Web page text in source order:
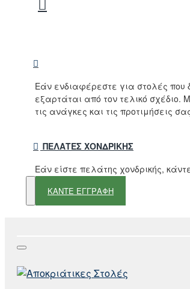
Εάν ενδιαφέρεστε για στολές που
εξαρτάται από τον τελικό
τις ανάγκες και τις προτιμήσεις
ΠΕΛΆΤΕΣ ΧΟΝΔΡΙΚΉΣ
Εάν είστε πελάτης χονδρικής,
ΚΑΝΤΕ ΕΓΓΡΑΦΗ